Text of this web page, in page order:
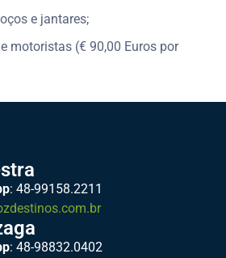
e jantares;
motoristas (€ 90,00 Euros por
: 48-99158.2211
: 48-98832.0402